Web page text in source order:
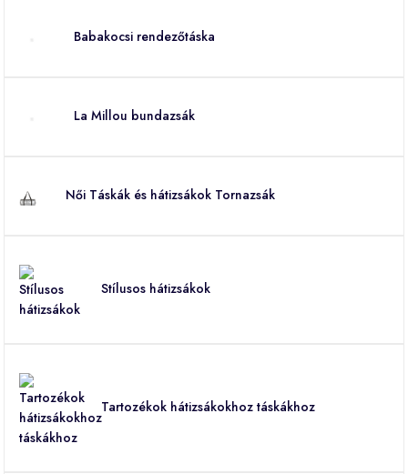
Babakocsi rendezőtáska
La Millou bundazsák
Női Táskák és hátizsákok Tornazsák
Stílusos hátizsákok
Tartozékok hátizsákokhoz táskákhoz